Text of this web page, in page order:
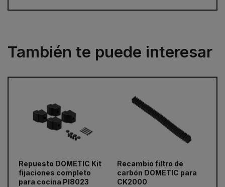
También te puede interesar
Repuesto DOMETIC Kit
fijaciones completo
para cocina PI8023
Recambio filtro de
carbón DOMETIC para
CK2000